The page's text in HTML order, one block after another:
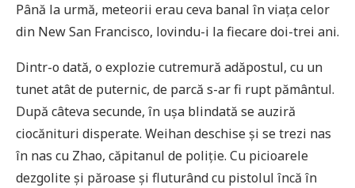
Până la urmă, meteorii erau ceva banal în viața celor
din New San Francisco, lovindu-i la fiecare doi-trei ani.
Dintr-o dată, o explozie cutremură adăpostul, cu un
tunet atât de puternic, de parcă s-ar fi rupt pământul.
După câteva secunde, în ușa blindată se auziră
ciocănituri disperate. Weihan deschise și se trezi nas
în nas cu Zhao, căpitanul de poliție. Cu picioarele
dezgolite și păroase și fluturând cu pistolul încă în